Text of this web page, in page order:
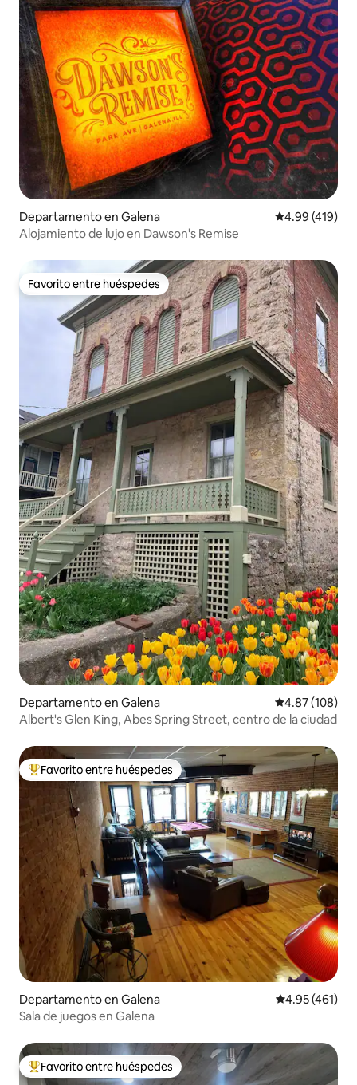
Departamento en Galena Calificación
4.99 (419)
Alojamiento de lujo en Dawson's Remise
Favorito entre huéspedes
Favorito entre huéspedes
Departamento en Galena Calificación
4.87 (108)
Albert's Glen King, Abes Spring Street, centro de la ciudad
De los mejores en Favorito entre huéspedes
Favorito entre huéspedes
Departamento en Galena Calificación
4.95 (461)
Sala de juegos en Galena
De los mejores en Favorito entre huéspedes
Favorito entre huéspedes